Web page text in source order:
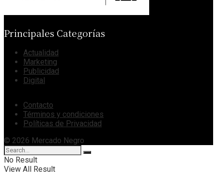
Principales Categorías
Actualidad
Marketing
Publicidad
Digital
Contacto
Términos y condiciones
Políticas de Privacidad
© 2026 Mercado Negro
No Result
View All Result